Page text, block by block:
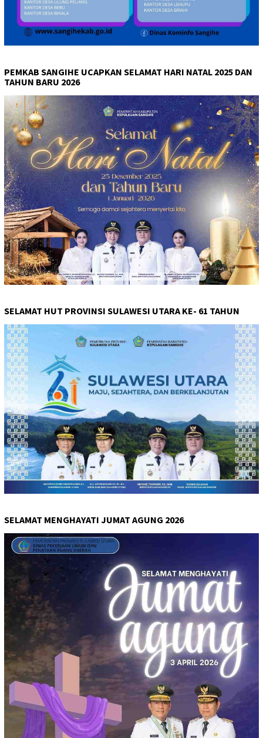
PEMKAB SANGIHE UCAPKAN SELAMAT HARI NATAL 2025 DAN
TAHUN BARU 2026
SELAMAT HUT PROVINSI SULAWESI UTARA KE- 61 TAHUN
SELAMAT MENGHAYATI JUMAT AGUNG 2026